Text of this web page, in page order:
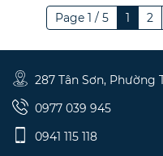
Page 1 / 5 1 2
287 Tân Sơn, Phường
0977 039 945
0941 115 118